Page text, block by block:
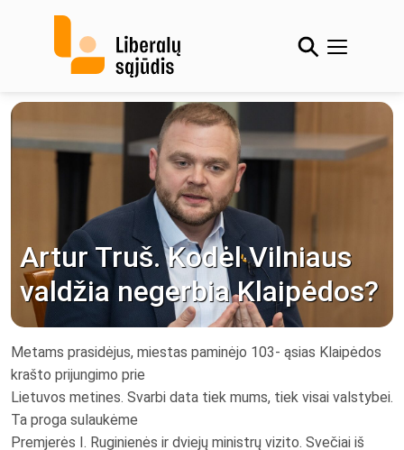
Artur Truš. Kodėl Vilniaus
valdžia negerbia Klaipėdos?
Metams prasidėjus, miestas paminėjo 103- ąsias Klaipėdos
krašto prijungimo prie
Lietuvos metines. Svarbi data tiek mums, tiek visai valstybei.
Ta proga sulaukėme
Premjerės I. Ruginienės ir dviejų ministrų vizito. Svečiai iš